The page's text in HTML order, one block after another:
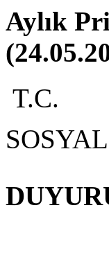
Aylık
T.C.